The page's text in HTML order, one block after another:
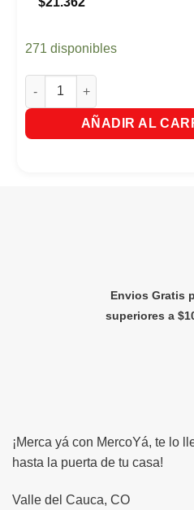
271 disponibles
Glade Repuesto en Gel X 2
AÑADIR AL
Envios Gratis
superiores a
¡Merca yá con MercoYá, te lo
hasta la puerta de tu casa!
Valle del Cauca, CO